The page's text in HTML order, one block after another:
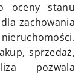
oceny stanu
zachowania
sprzedaż,
pozwala